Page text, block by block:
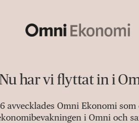
har vi flyttat in i
avvecklades Omni Ekonomi
i Omni och